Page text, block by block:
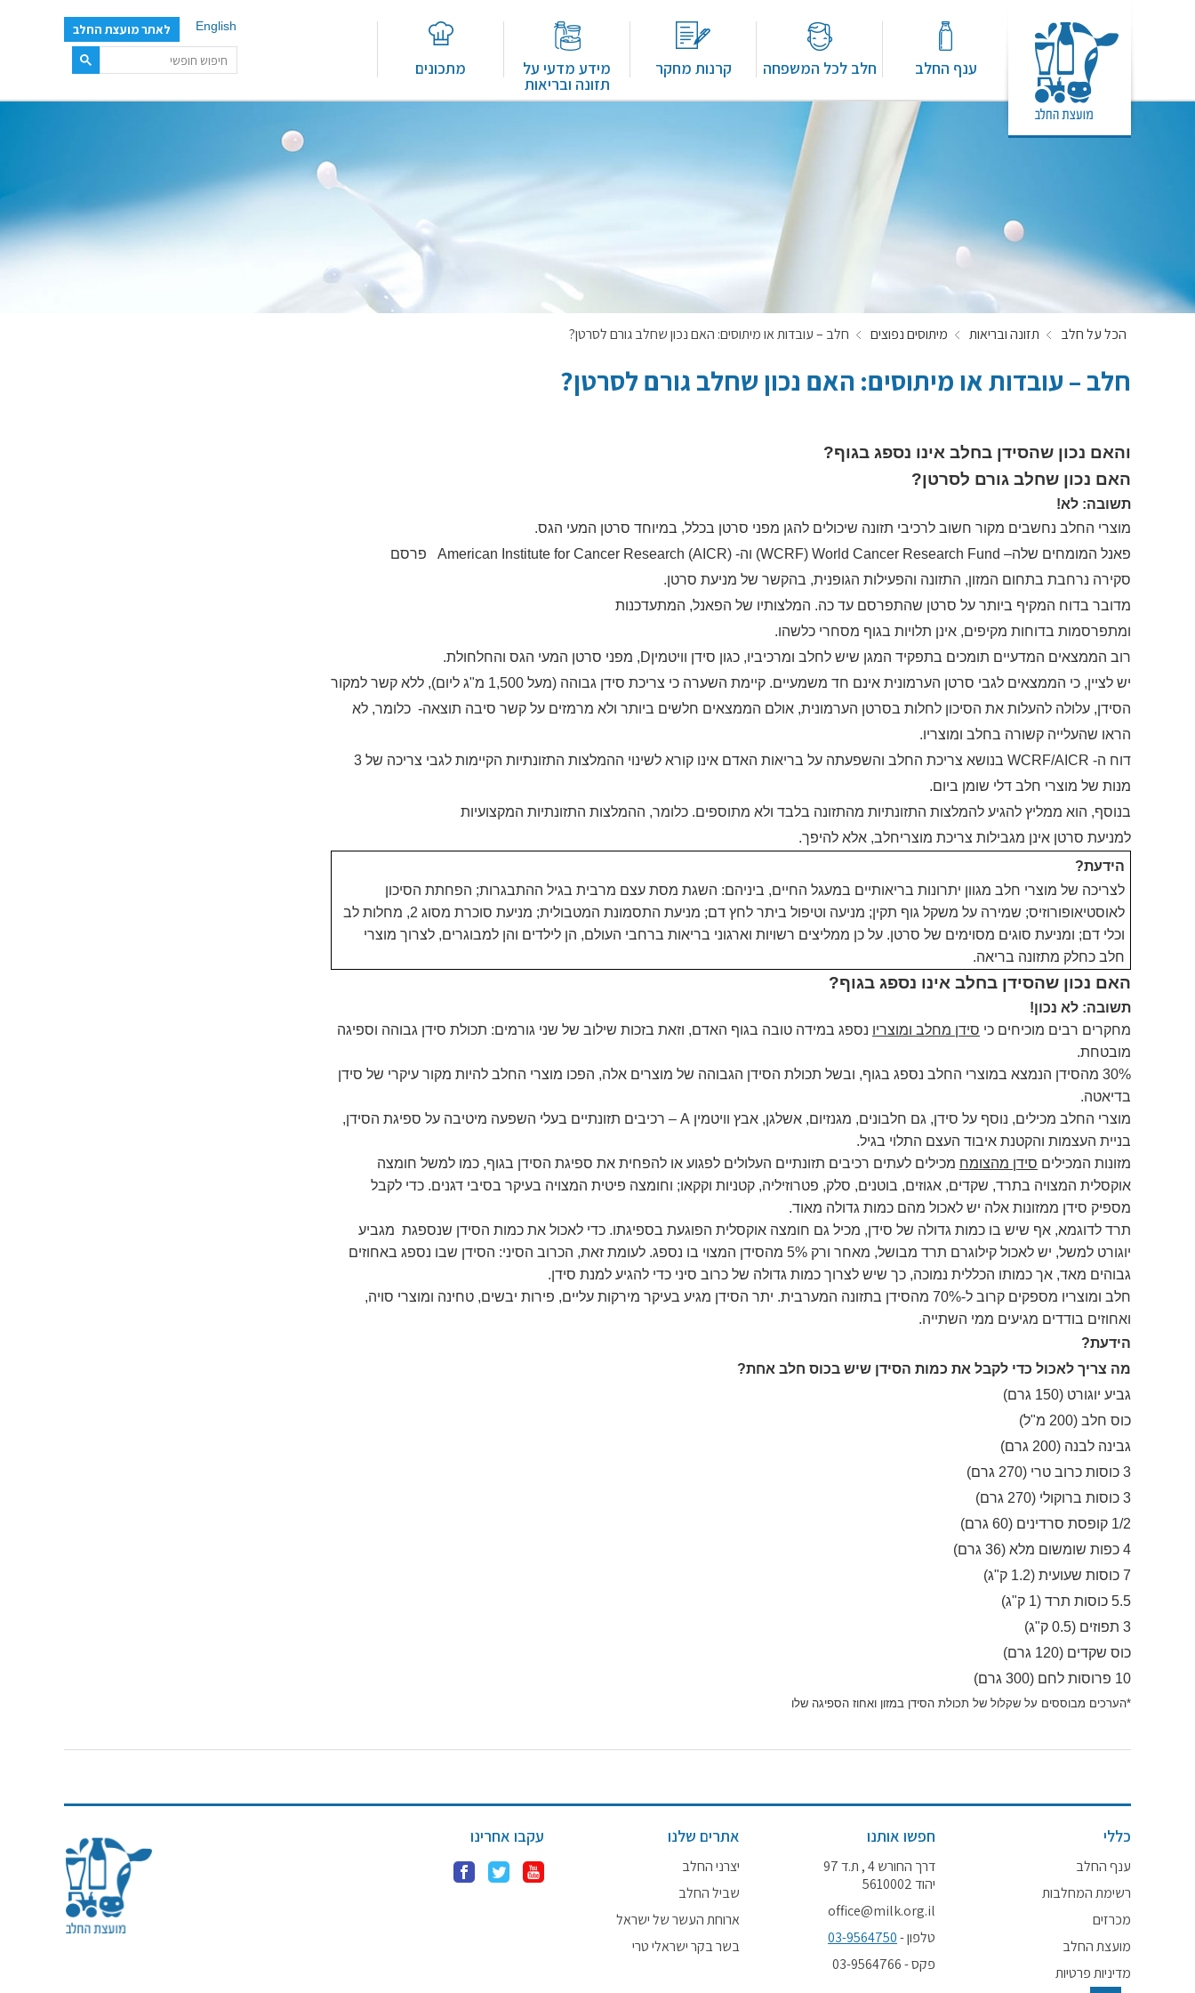
ענף החלב חלב לכל המשפחה קרנות מחקר מידע מדעי על
תזונה ובריאות
מתכונים
English לאתר מועצת החלב
הכל על חלב תזונה ובריאות מיתוסים נפוצים חלב – עובדות או מיתוסים: האם נכון שחלב גורם לסרטן?
חלב – עובדות או מיתוסים: האם נכון שחלב גורם לסרטן?
והאם נכון שהסידן בחלב אינו נספג בגוף?
האם נכון שחלב גורם לסרטן?
תשובה: לא!
מוצרי החלב נחשבים מקור חשוב לרכיבי תזונה שיכולים להגן מפני סרטן בכלל, במיוחד סרטן המעי הגס.
פאנל המומחים שלה–
(WCRF) World Cancer Research Fund וה- American Institute for Cancer Research (AICR)
פרסם
סקירה נרחבת בתחום המזון, התזונה והפעילות הגופנית, בהקשר של מניעת סרטן.
מדובר בדוח המקיף ביותר על סרטן שהתפרסם עד כה. המלצותיו של הפאנל, המתעדכנות
ומתפרסמות בדוחות מקיפים, אינן תלויות בגוף מסחרי כלשהו.
רוב הממצאים המדעיים תומכים בתפקיד המגן שיש לחלב ומרכיביו, כגון סידן וויטמיןD, מפני סרטן המעי הגס והחלחולת.
יש לציין, כי הממצאים לגבי סרטן הערמונית אינם חד משמעיים. קיימת השערה
כי צריכת סידן גבוהה (מעל 1,500 מ"ג ליום), ללא קשר למקור
הסידן, עלולה להעלות את הסיכון לחלות בסרטן הערמונית, אולם הממצאים חלשים ביותר ולא מרמזים על קשר סיבה תוצאה- כלומר, לא
הראו שהעלייה קשורה בחלב ומוצריו.
דוח ה- WCRF/AICR
בנושא צריכת החלב והשפעתה על בריאות האדם אינו קורא לשינוי ההמלצות התזונתיות הקיימות לגבי צריכה של 3
מנות של מוצרי חלב דלי שומן ביום.
בנוסף, הוא ממליץ להגיע להמלצות התזונתיות מהתזונה בלבד ולא מתוספים. כלומר, ההמלצות התזונתיות המקצועיות
למניעת סרטן אינן מגבילות צריכת מוצריחלב, אלא להיפך.
הידעת?
לצריכה של מוצרי חלב מגוון יתרונות בריאותיים במעגל החיים, ביניהם: השגת מסת עצם מרבית בגיל ההתבגרות; הפחתת הסיכון
לאוסטיאופורוזיס; שמירה על משקל גוף תקין; מניעה וטיפול ביתר לחץ דם; מניעת התסמונת המטבולית; מניעת סוכרת מסוג 2, מחלות לב
וכלי דם; ומניעת סוגים מסוימים של סרטן. על כן ממליצים רשויות וארגוני בריאות ברחבי העולם, הן לילדים והן למבוגרים, לצרוך מוצרי
חלב כחלק מתזונה בריאה.
האם נכון שהסידן בחלב אינו נספג בגוף?
תשובה: לא נכון!
מחקרים רבים מוכיחים כי סידן מחלב ומוצריו נספג במידה טובה בגוף האדם, וזאת בזכות שילוב של שני גורמים: תכולת סידן גבוהה וספיגה
מובטחת.
30% מהסידן הנמצא במוצרי החלב נספג בגוף, ובשל תכולת הסידן הגבוהה של מוצרים אלה, הפכו מוצרי החלב להיות מקור עיקרי של סידן
בדיאטה.
מוצרי החלב מכילים, נוסף על סידן, גם חלבונים, מגנזיום, אשלגן, אבץ וויטמין A – רכיבים תזונתיים בעלי השפעה מיטיבה על ספיגת הסידן,
בניית העצמות והקטנת איבוד העצם התלוי בגיל.
מזונות המכילים סידן מהצומח מכילים לעתים רכיבים תזונתיים העלולים לפגוע או להפחית את ספיגת הסידן בגוף, כמו למשל חומצה
אוקסלית המצויה בתרד, שקדים, אגוזים, בוטנים, סלק, פטרוזיליה, קטניות וקקאו; וחומצה פיטית המצויה בעיקר בסיבי דגנים. כדי לקבל
מספיק סידן ממזונות אלה יש לאכול מהם כמות גדולה מאוד.
תרד לדוגמא, אף שיש בו כמות גדולה של סידן, מכיל גם חומצה אוקסלית הפוגעת בספיגתו. כדי לאכול את כמות הסידן שנספגת מגביע
יוגורט למשל, יש לאכול קילוגרם תרד מבושל, מאחר ורק 5% מהסידן המצוי בו נספג. לעומת זאת, הכרוב הסיני: הסידן שבו נספג באחוזים
גבוהים מאד, אך כמותו הכללית נמוכה, כך שיש לצרוך כמות גדולה של כרוב סיני כדי להגיע למנת סידן.
חלב ומוצריו מספקים קרוב ל-70% מהסידן בתזונה המערבית. יתר הסידן מגיע בעיקר מירקות עליים, פירות יבשים, טחינה ומוצרי סויה,
ואחוזים בודדים מגיעים ממי השתייה.
הידעת?
מה צריך לאכול כדי לקבל את כמות הסידן שיש בכוס חלב אחת?
גביע יוגורט (150 גרם)
כוס חלב (200 מ"ל)
גבינה לבנה (200 גרם)
3 כוסות כרוב טרי (270 גרם)
3 כוסות ברוקולי (270 גרם)
1/2 קופסת סרדינים (60 גרם)
4 כפות שומשום מלא (36 גרם)
7 כוסות שעועית (1.2 ק"ג)
5.5 כוסות תרד (1 ק"ג)
3 תפוזים (0.5 ק"ג)
כוס שקדים (120 גרם)
10 פרוסות לחם (300 גרם)
*הערכים מבוססים על שקלול של תכולת הסידן במזון ואחוז הספיגה שלו
כללי
ענף החלב
רשימת המחלבות
מכרזים
מועצת החלב
מדיניות פרטיות
חפשו אותנו
דרך החורש 4 , ת.ד 97
יהוד 5610002
office@milk.org.il
טלפון -03-9564750
פקס - 03-9564766
אתרים שלנו
יצרני החלב
שביל החלב
ארוחת העשר של ישראל
בשר בקר ישראלי טרי
עקבו אחרינו